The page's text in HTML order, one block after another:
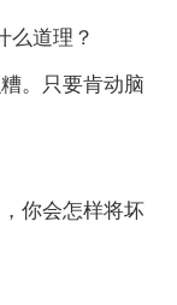
么道理？
。只要肯动脑
你会怎样将坏